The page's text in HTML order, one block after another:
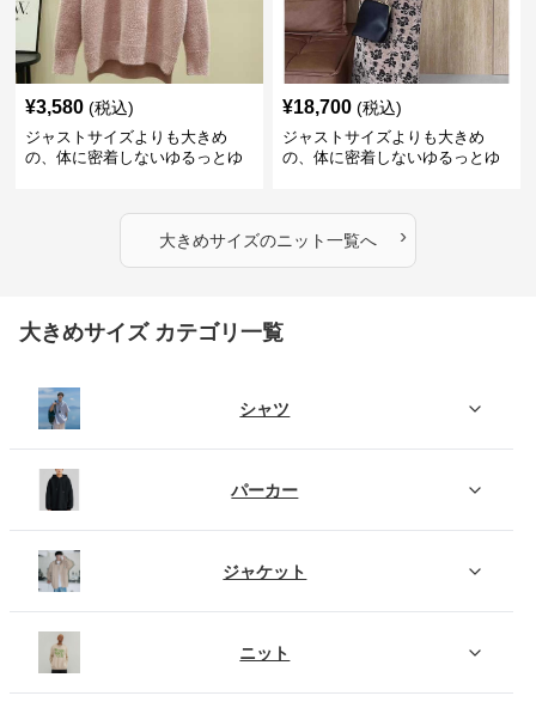
¥3,580 (税込)
ジャストサイズよりも大きめ
の、体に密着しないゆるっとゆ
¥18,700 (税込)
ジャストサイズよりも大きめ
の、体に密着しないゆるっとゆ
りニット
大きめサイズのニット一覧へ ›
大きめサイズ カテゴリ一覧
シャツ
パーカー
ジャケット
ニット